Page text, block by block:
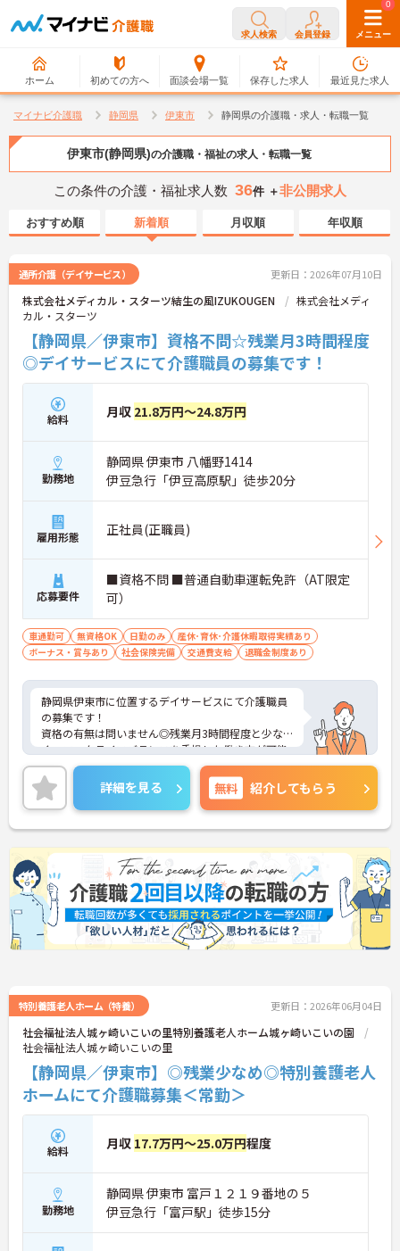
求人検索 会員登録 メニュー
ホーム 初めての方へ 面談会場一覧
0
保存した求人
0
最近見た求人
マイナビ介護職 静岡県 伊東市 静岡県の介護職・求人・転職一覧
伊東市(静岡県)の介護職・福祉の求人・転職一覧
この条件の介護・福祉求人数 36件 ＋非公開求人
おすすめ順 新着順 月収順 年収順
通所介護（デイサービス） 更新日：2026年07月10日
株式会社メディカル・スターツ結生の風IZUKOUGEN
株式会社メディ
カル・スターツ
【静岡県／伊東市】資格不問☆残業月3時間程度
◎デイサービスにて介護職員の募集です！
給料 月収 21.8万円～24.8万円
勤務地
静岡県 伊東市 八幡野1414
伊豆急行「伊豆高原駅」徒歩20分
雇用形態 正社員(正職員)
応募要件
■資格不問 ■普通自動車運転免許（AT限定
可）
車通勤可 無資格OK 日勤のみ
産休･育休･介護休暇取得実績あり
ボーナス・賞与あり
社会保険完備 交通費支給 退職金制度あり
静岡県伊東市に位置するデイサービスにて介護職員
の募集です！
資格の有無は問いません◎残業月3時間程度と少な
く、ワークライフバランスを重視した働き方が可能
です♪
ご興味のある方には、面接対策ポイントなど、さら
に詳細をご案内しますのでお気軽にご相談くださ
い！
詳細を見る 無料 紹介してもらう
特別養護老人ホーム（特養） 更新日：2026年06月04日
社会福祉法人城ヶ崎いこいの里特別養護老人ホーム城ヶ崎いこいの園
社会福祉法人城ヶ崎いこいの里
【静岡県／伊東市】◎残業少なめ◎特別養護老人
ホームにて介護職募集＜常勤＞
給料 月収 17.7万円～25.0万円程度
勤務地
静岡県 伊東市 富戸１２１９番地の５
伊豆急行「富戸駅」徒歩15分